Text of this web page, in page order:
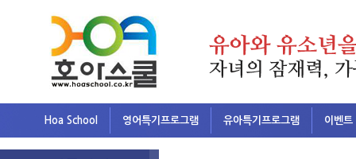
Hoa School 영어특기프로그램 유아특기프로그램 이벤트